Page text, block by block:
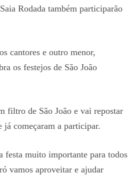
Rodada também participarão
cantores e outro menor,
os festejos de São João
filtro de São João e vai repostar
começaram a participar.
festa muito importante para todos
vamos aproveitar e ajudar